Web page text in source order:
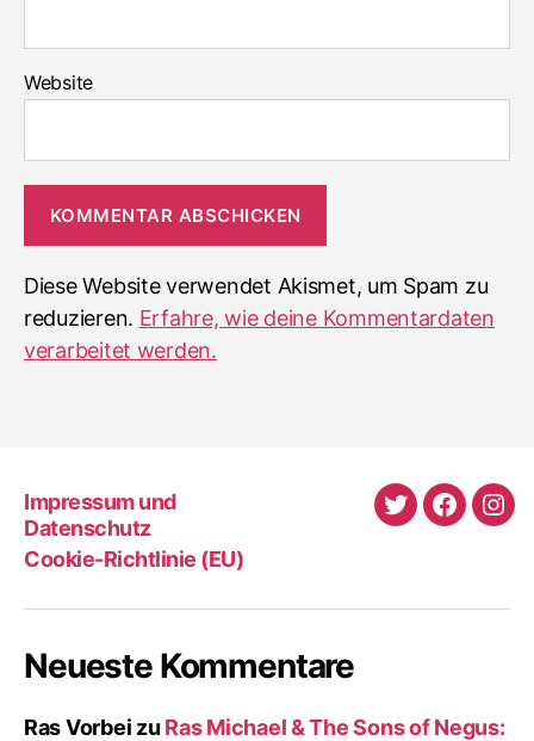
Website
Diese Website verwendet Akismet, um Spam zu
reduzieren. Erfahre, wie deine Kommentardaten
verarbeitet werden.
Impressum und
Datenschutz
Cookie-Richtlinie (EU)
Twitter
Neueste Kommentare
Ras Vorbei zu Ras Michael & The Sons of Negus: